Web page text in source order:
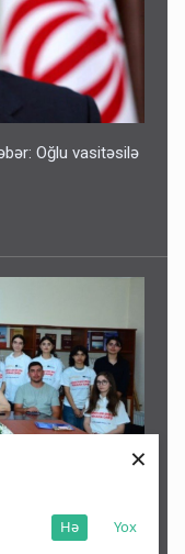
Yox
Hə
×
Oğlu vasitəsilə
barədə